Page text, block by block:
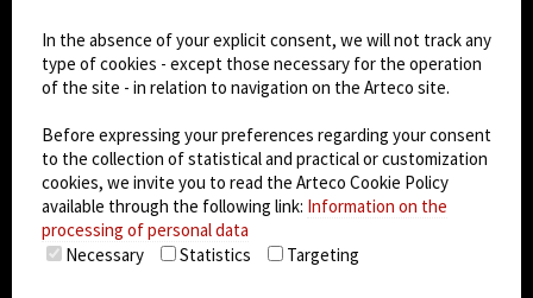
Dark Mode
© 2026Arteco srl - Società soggetta a direzione
socio unico)
Partita IVA: 02814270399 - Sede Legale: Via Pana
180, 48018 Faenza (RA) Italy - REA: RA - 261533 -
Capitale sociale sottoscritto: €100.000,00
privacy policy-cookie policy-EULA/DPA
In the absence of your explicit consent, we will not track any
type of cookies - except those necessary for the operation
of the site - in relation to navigation on the Arteco site.
Before expressing your preferences regarding your consent
to the collection of statistical and practical or customization
cookies, we invite you to read the Arteco Cookie Policy
available through the following link: Information on the
processing of personal data
Necessary
Statistics Targeting